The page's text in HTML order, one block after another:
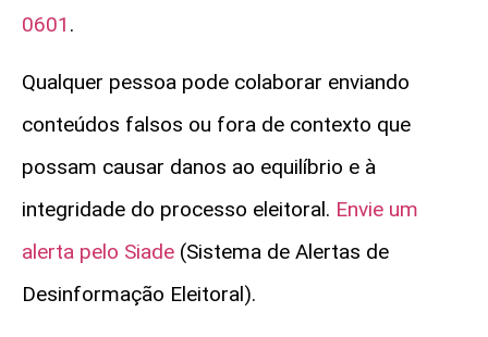
0601 .
Qualquer pessoa pode colaborar enviando
conteúdos falsos ou fora de contexto que
possam causar danos ao equilíbrio e à
integridade do processo eleitoral. Envie um
alerta pelo Siade (Sistema de Alertas de
Desinformação Eleitoral).